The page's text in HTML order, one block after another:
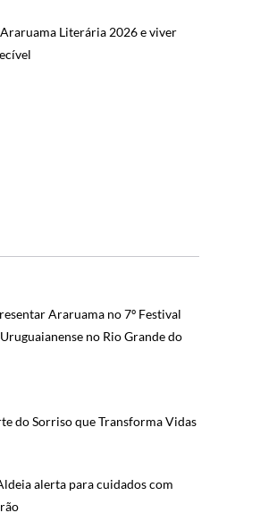
Literária 2026 e viver
Araruama no 7º Festival
no Rio Grande do
do Sorriso que Transforma Vidas
alerta para cuidados com